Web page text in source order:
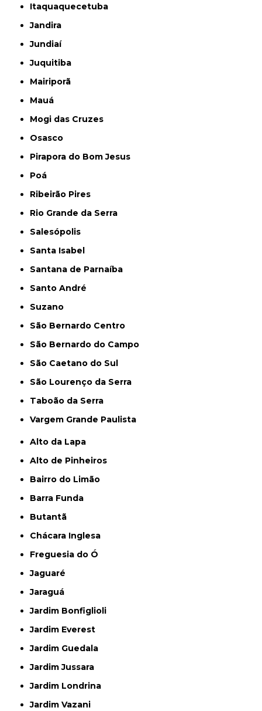
Itaquaquecetuba
Jandira
Jundiaí
Juquitiba
Mairiporã
Mauá
Mogi das Cruzes
Osasco
Pirapora do Bom Jesus
Poá
Ribeirão Pires
Rio Grande da Serra
Salesópolis
Santa Isabel
Santana de Parnaíba
Santo André
Suzano
São Bernardo Centro
São Bernardo do Campo
São Caetano do Sul
São Lourenço da Serra
Taboão da Serra
Vargem Grande Paulista
Alto da Lapa
Alto de Pinheiros
Bairro do Limão
Barra Funda
Butantã
Chácara Inglesa
Freguesia do Ó
Jaguaré
Jaraguá
Jardim Bonfiglioli
Jardim Everest
Jardim Guedala
Jardim Jussara
Jardim Londrina
Jardim Vazani